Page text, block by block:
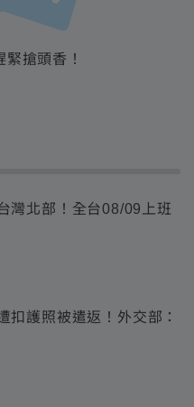
搶頭香！
灣北部！全台08/09上班
扣護照被遣返！外交部：